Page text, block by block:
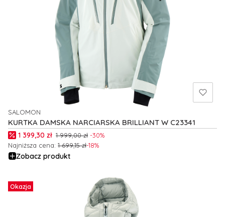
KURTKA DAMSKA NARCIARSKA BRILLIANT W C23341
PRODUCENT
SALOMON
Cena promocyjna
1 399,30 zł 1 999,00 zł -30%
Najniższa cena: 1 699,15 zł-18%
Zobacz produkt
Okazja